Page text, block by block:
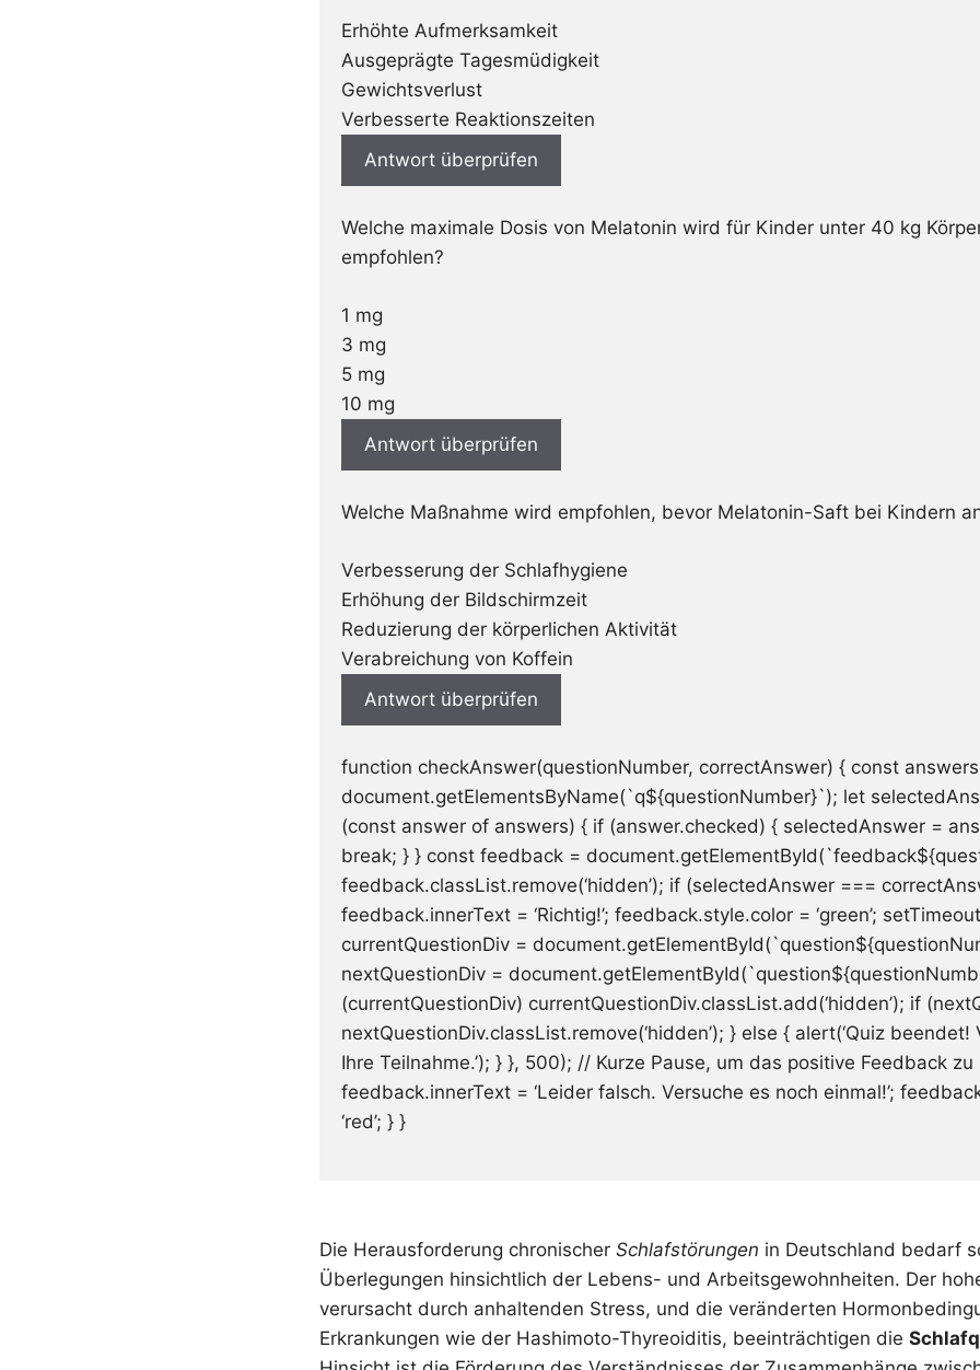
Erhöhte Aufmerksamkeit
Ausgeprägte Tagesmüdigkeit
Gewichtsverlust
Verbesserte Reaktionszeiten
Antwort überprüfen
Welche maximale Dosis von Melatonin wird für Kinder unter 40 kg
empfohlen?
1 mg
3 mg
5 mg
10 mg
Antwort überprüfen
Welche Maßnahme wird empfohlen, bevor Melatonin-Saft bei Kindern
Verbesserung der Schlafhygiene
Erhöhung der Bildschirmzeit
Reduzierung der körperlichen Aktivität
Verabreichung von Koffein
Antwort überprüfen
function checkAnswer(questionNumber, correctAnswer) { const
document.getElementsByName(`q${questionNumber}`); let
(const answer of answers) { if (answer.checked) { selectedAnswer =
break; } } const feedback =
feedback.classList.remove(‘hidden’); if (selectedAnswer ===
feedback.innerText = ‘Richtig!’; feedback.style.color = ‘green’;
currentQuestionDiv =
nextQuestionDiv =
(currentQuestionDiv) currentQuestionDiv.classList.add(‘hidden’); if
nextQuestionDiv.classList.remove(‘hidden’); } else { alert(‘Quiz beendet!
Ihre Teilnahme.’); } }, 500); // Kurze Pause, um das positive Feedback
feedback.innerText = ‘Leider falsch. Versuche es noch einmal!’;
‘red’; } }
Die Herausforderung chronischer Schlafstörungen in Deutschland bedarf
Überlegungen hinsichtlich der Lebens- und Arbeitsgewohnheiten. Der
verursacht durch anhaltenden Stress, und die veränderten
Erkrankungen wie der Hashimoto-Thyreoiditis, beeinträchtigen die